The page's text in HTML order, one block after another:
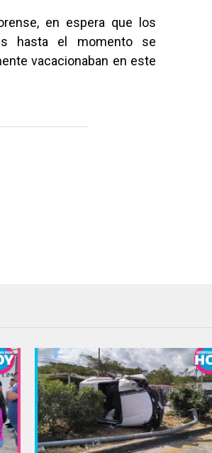
en espera que los
hasta el momento se
vacacionaban en este